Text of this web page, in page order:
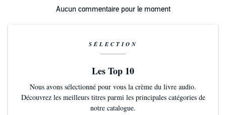
Aucun commentaire pour le moment
SÉLECTION
Les Top 10
Nous avons sélectionné pour vous la crème du livre audio.
Découvrez les meilleurs titres parmi les principales catégories de
notre catalogue.